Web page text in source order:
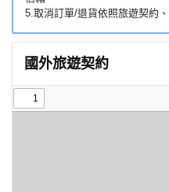
5.取消訂單/退貨依照旅遊契約
國外旅遊契約